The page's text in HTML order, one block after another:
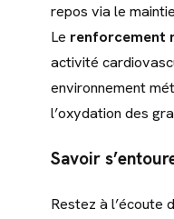
repos via le
Le renforcement
activité
environnement
l’oxydation des
Savoir
Restez à l’écoute